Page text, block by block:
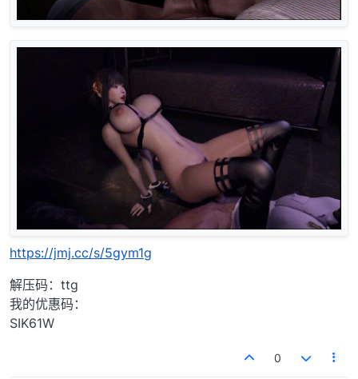
https://jmj.cc/s/5gym1g
解压码：ttg
我的优惠码：
SIK61W
0